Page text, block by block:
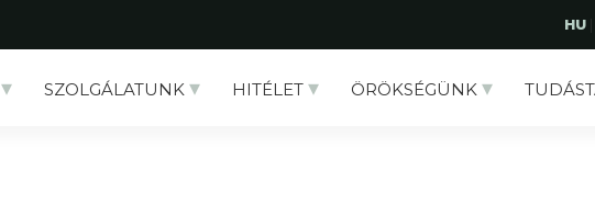
HU |
SZOLGÁLATUNK HITÉLET ÖRÖKSÉGÜNK